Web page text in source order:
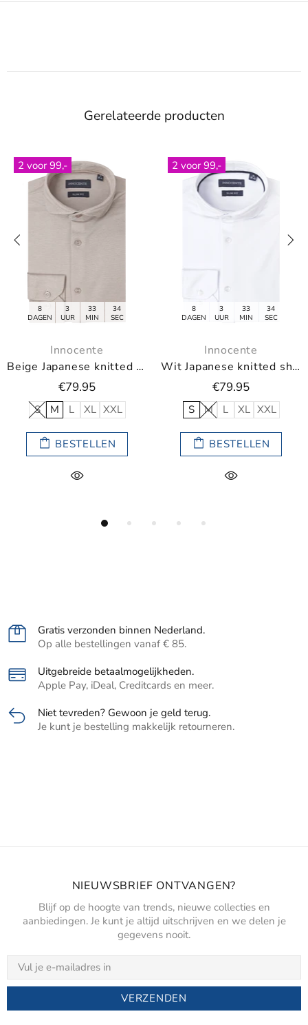
Gerelateerde producten
Wit Japanese knitted shirt van Innocente
2 voor 99,-
DAGEN
UUR
MIN
Innocente
Blauw Japanese knitted shirt van Innocente
€79.95
S M L XL
BESTELLEN
2 voor 99,-
DAGEN
UUR
MIN
Innocente
€79.95
S M L XL
BESTELLEN
Gratis verzonden binnen Nederland.
Op alle bestellingen vanaf € 85.
Uitgebreide betaalmogelijkheden.
Apple Pay, iDeal, Creditcards en meer.
Niet tevreden? Gewoon je geld terug.
Je kunt je bestelling makkelijk retourneren.
NIEUWSBRIEF ONTVANGEN?
Blijf op de hoogte van trends, nieuwe collecties en
aanbiedingen. Je kunt je altijd uitschrijven en we delen je
gegevens nooit.